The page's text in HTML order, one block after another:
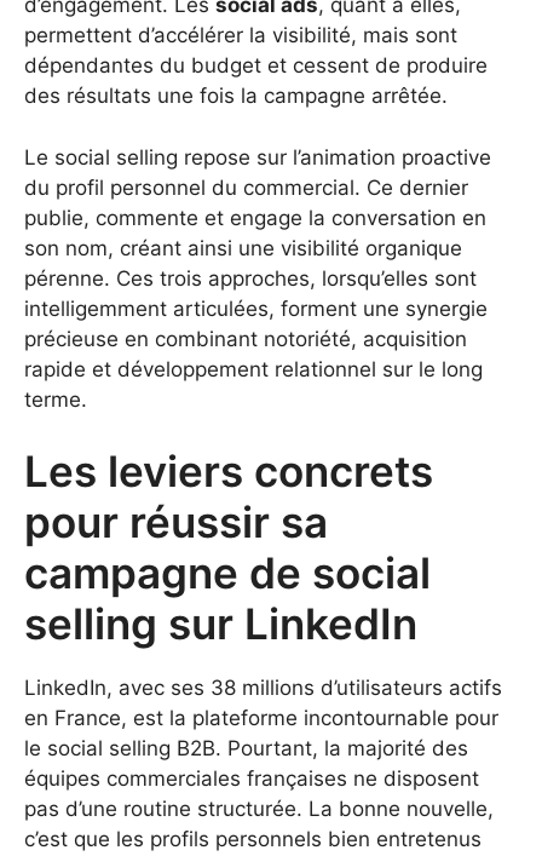
d’engagement. Les social ads, quant à elles,
permettent d’accélérer la visibilité, mais sont
dépendantes du budget et cessent de produire
des résultats une fois la campagne arrêtée.
Le social selling repose sur l’animation proactive
du profil personnel du commercial. Ce dernier
publie, commente et engage la conversation en
son nom, créant ainsi une visibilité organique
pérenne. Ces trois approches, lorsqu’elles sont
intelligemment articulées, forment une synergie
précieuse en combinant notoriété, acquisition
rapide et développement relationnel sur le long
terme.
Les leviers concrets
pour réussir sa
campagne de social
selling sur LinkedIn
LinkedIn, avec ses 38 millions d’utilisateurs actifs
en France, est la plateforme incontournable pour
le social selling B2B. Pourtant, la majorité des
équipes commerciales françaises ne disposent
pas d’une routine structurée. La bonne nouvelle,
c’est que les profils personnels bien entretenus